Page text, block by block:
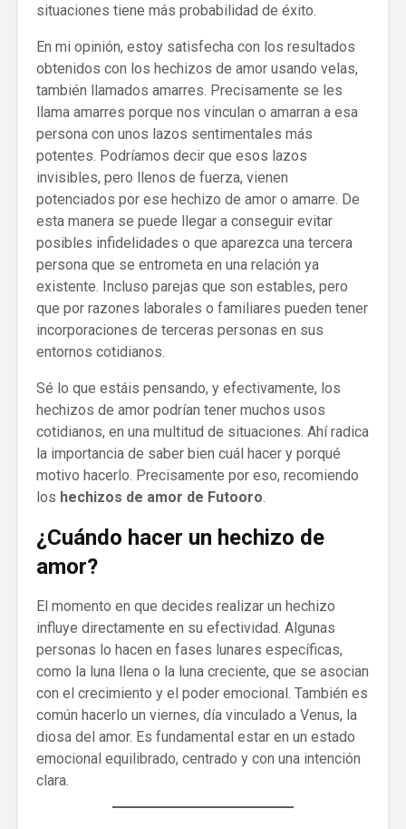
situaciones tiene más probabilidad de éxito.
En mi opinión, estoy satisfecha con los resultados
obtenidos con los hechizos de amor usando velas,
también llamados amarres. Precisamente se les
llama amarres porque nos vinculan o amarran a esa
persona con unos lazos sentimentales más
potentes. Podríamos decir que esos lazos
invisibles, pero llenos de fuerza, vienen
potenciados por ese hechizo de amor o amarre. De
esta manera se puede llegar a conseguir evitar
posibles infidelidades o que aparezca una tercera
persona que se entrometa en una relación ya
existente. Incluso parejas que son estables, pero
que por razones laborales o familiares pueden tener
incorporaciones de terceras personas en sus
entornos cotidianos.
Sé lo que estáis pensando, y efectivamente, los
hechizos de amor podrían tener muchos usos
cotidianos, en una multitud de situaciones. Ahí radica
la importancia de saber bien cuál hacer y porqué
motivo hacerlo. Precisamente por eso, recomiendo
los hechizos de amor de Futooro
¿Cuándo hacer un hechizo de
amor?
El momento en que decides realizar un hechizo
influye directamente en su efectividad. Algunas
personas lo hacen en fases lunares específicas,
como la luna llena o la luna creciente, que se asocian
con el crecimiento y el poder emocional. También es
común hacerlo un viernes, día vinculado a Venus, la
diosa del amor. Es fundamental estar en un estado
emocional equilibrado, centrado y con una intención
clara.